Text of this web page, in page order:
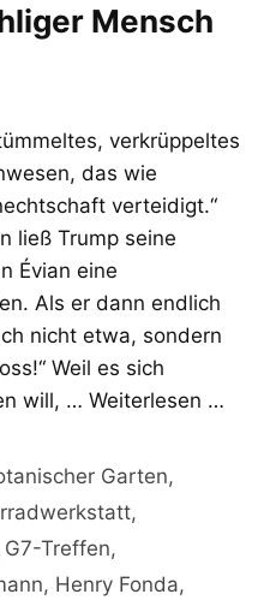
Mensch
verkrüppeltes
das wie
verteidigt.“
ließ Trump seine
Évian eine
Als er dann endlich
nicht etwa, sondern
Weil es sich
will, … Weiterlesen …
Garten,
,
G7-Treffen,
, Henry Fonda,